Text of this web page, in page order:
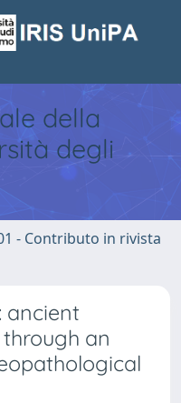
della
degli
- Contributo in rivista
ancient
an